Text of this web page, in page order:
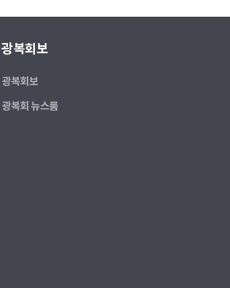
광복회보
광복회보
광복회 뉴스룸